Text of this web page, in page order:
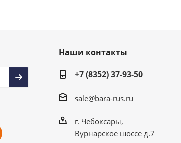
Наши контакты
+7 (8352) 37-93-50
sale@bara-rus.ru
г. Чебоксары,
Вурнарское шоссе д.7